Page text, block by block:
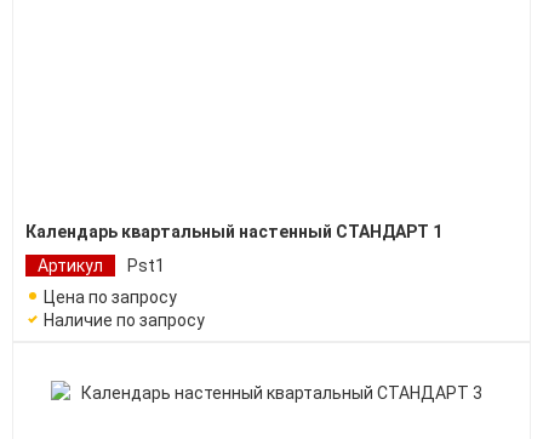
Календарь квартальный настенный СТАНДАРТ 1
Артикул
Pst1
Цена по запросу
Наличие по запросу